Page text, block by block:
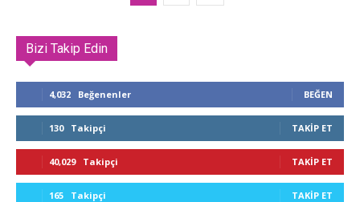
Bizi Takip Edin
4,032 Beğenenler BEĞEN
130 Takipçi TAKIP ET
40,029 Takipçi TAKIP ET
165 Takipçi TAKIP ET